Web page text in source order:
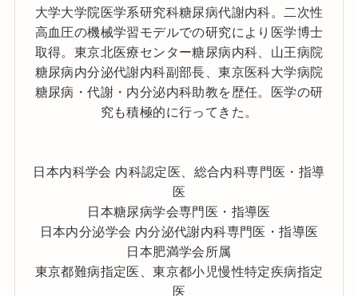
大学大学院医学系研究科糖尿病代謝内科。二次性
高血圧の機械学習モデルでの研究により医学博士
取得。東京北医療センター糖尿病内科、山王病院
糖尿病内分泌代謝内科副部長、東京医科大学病院
糖尿病・代謝・内分泌内科助教を歴任。医学の研
究も積極的に行ってきた。
日本内科学会 内科認定医、総合内科専門医・指導
医
日本糖尿病学会専門医・指導医
日本内分泌学会 内分泌代謝内科専門医・指導医
日本肥満学会所属
東京都難病指定医、東京都小児慢性特定疾病指定
医